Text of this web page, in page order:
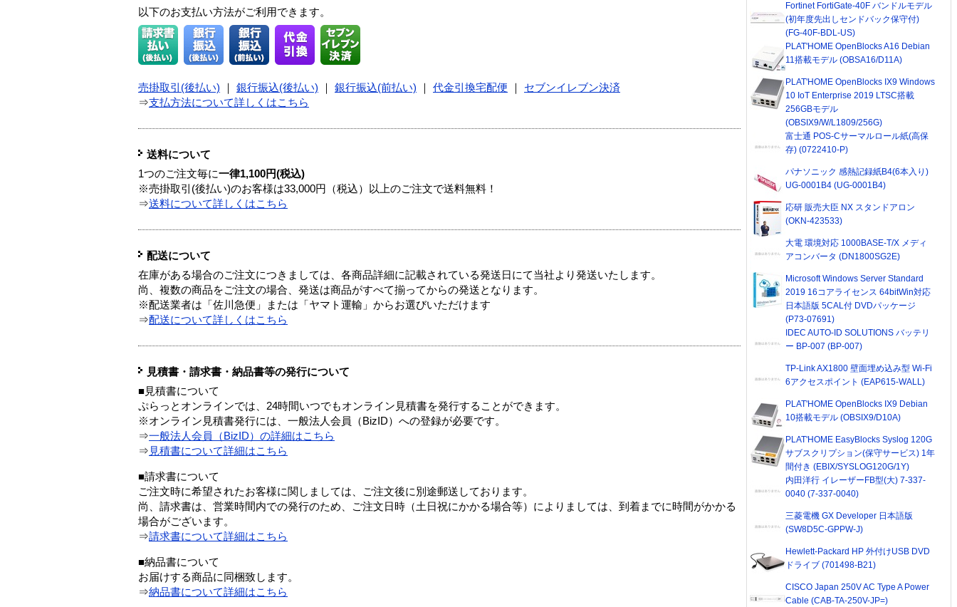
以下のお支払い方法がご利用できます。
売掛取引(後払い) ｜ 銀行振込(後払い) ｜ 銀行振込(前払い) ｜ 代金引換宅配便 ｜ セブンイレブン決済
⇒支払方法について詳しくはこちら
送料について
1つのご注文毎に一律1,100円(税込)
※売掛取引(後払い)のお客様は33,000円（税込）以上のご注文で送料無料！
⇒送料について詳しくはこちら
配送について
在庫がある場合のご注文につきましては、各商品詳細に記載されている発送日にて当社より発送いたします。
尚、複数の商品をご注文の場合、発送は商品がすべて揃ってからの発送となります。
※配送業者は「佐川急便」または「ヤマト運輸」からお選びいただけます
⇒配送について詳しくはこちら
見積書・請求書・納品書等の発行について
■見積書について
ぷらっとオンラインでは、24時間いつでもオンライン見積書を発行することができます。
※オンライン見積書発行には、一般法人会員（BizID）への登録が必要です。
⇒一般法人会員（BizID）の詳細はこちら
⇒ 見積書について詳細はこちら
■請求書について
ご注文時に希望されたお客様に関しましては、ご注文後に別途郵送しております。
尚、請求書は、営業時間内での発行のため、ご注文日時（土日祝にかかる場合等）によりましては、到着までに時間がかかる
場合がございます。
⇒請求書について詳細はこちら
■納品書について
お届けする商品に同梱致します。
⇒納品書について詳細はこちら
Fortinet FortiGate-40F バンドルモデル
(初年度先出しセンドバック保守付)
(FG-40F-BDL-US)
PLAT'HOME OpenBlocks A16 Debian
11搭載モデル (OBSA16/D11A)
PLAT'HOME OpenBlocks IX9 Windows
10 IoT Enterprise 2019 LTSC搭載
256GBモデル
(OBSIX9/W/L1809/256G)
富士通 POS-Cサーマルロール紙(高保
存) (0722410-P)
パナソニック 感熱記録紙B4(6本入り)
UG-0001B4 (UG-0001B4)
応研 販売大臣 NX スタンドアロン
(OKN-423533)
大電 環境対応 1000BASE-T/X メディ
アコンバータ (DN1800SG2E)
Microsoft Windows Server Standard
2019 16コアライセンス 64bitWin対応
日本語版 5CAL付 DVDパッケージ
(P73-07691)
IDEC AUTO-ID SOLUTIONS バッテリ
ー BP-007 (BP-007)
TP-Link AX1800 壁面埋め込み型 Wi-Fi
6アクセスポイント (EAP615-WALL)
PLAT'HOME OpenBlocks IX9 Debian
10搭載モデル (OBSIX9/D10A)
PLAT'HOME EasyBlocks Syslog 120G
サブスクリプション(保守サービス) 1年
間付き (EBIX/SYSLOG120G/1Y)
内田洋行 イレーザーFB型(大) 7-337-
0040 (7-337-0040)
三菱電機 GX Developer 日本語版
(SW8D5C-GPPW-J)
Hewlett-Packard HP 外付けUSB DVD
ドライブ (701498-B21)
CISCO Japan 250V AC Type A Power
Cable (CAB-TA-250V-JP=)